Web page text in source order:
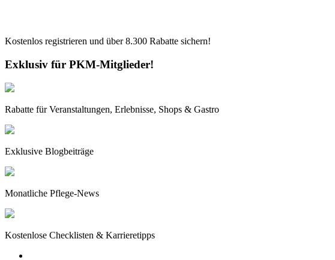
Kostenlos registrieren und über8.300 Rabatte sichern!
Exklusiv für PKM-Mitglieder!
Rabatte für Veranstaltungen, Erlebnisse, Shops & Gastro
Exklusive Blogbeiträge
Monatliche Pflege-News
Kostenlose Checklisten & Karrieretipps